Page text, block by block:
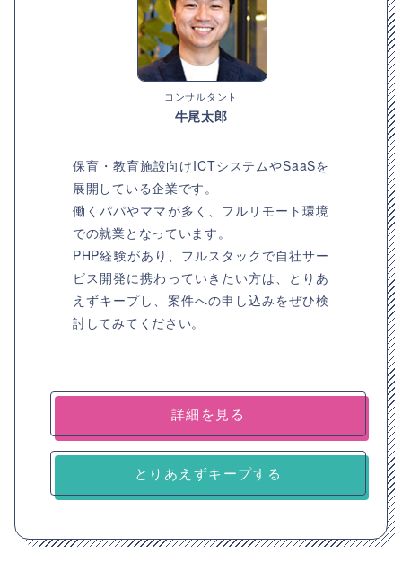
コンサルタント
牛尾太郎
保育・教育施設向けICTシステムやSaaSを
展開している企業です。
働くパパやママが多く、フルリモート環境
での就業となっています。
PHP経験があり、フルスタックで自社サー
ビス開発に携わっていきたい方は、とりあ
えずキープし、案件への申し込みをぜひ検
討してみてください。
詳細を見る
とりあえずキープする